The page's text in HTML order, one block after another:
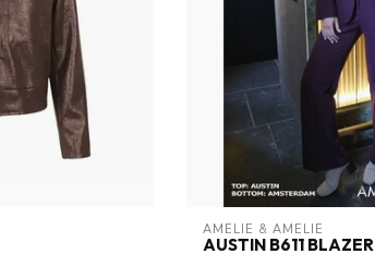
AMELIE & AMELIE
AUSTIN B611 BLAZER